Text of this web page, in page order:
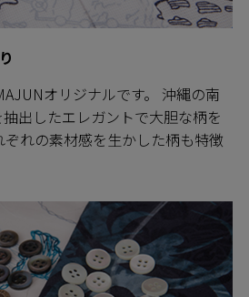
オリジナルです。 沖縄の南
出したエレガントで大胆な柄を
れの素材感を生かした柄も特徴